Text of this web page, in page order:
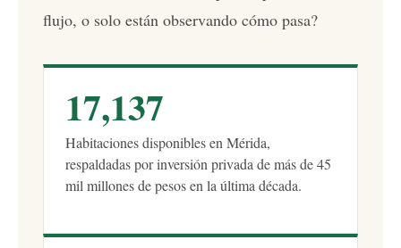
flujo, o solo están observando cómo pasa?
17,137
Habitaciones disponibles en Mérida,
respaldadas por inversión privada de más de 45
mil millones de pesos en la última década.